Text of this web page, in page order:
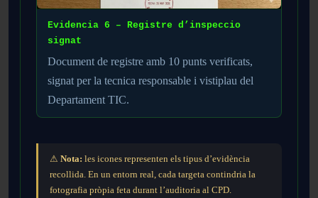
Evidencia 6 – Registre d’inspeccio
signat
Document de registre amb 10 punts verificats,
signat per la tecnica responsable i vistiplau del
Departament TIC.
⚠Nota: les icones representen els tipus d’evidència
recollida. En un entorn real, cada targeta contindria la
fotografia pròpia feta durant l’auditoria al CPD.